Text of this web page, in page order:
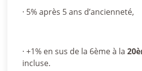
· 5% après 5 ans d’ancienneté,
· +1% en sus de la 6ème à la
incluse.